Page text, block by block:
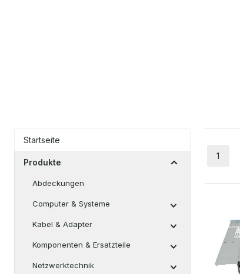
Startseite
Produkte
Abdeckungen
Computer & Systeme
Kabel & Adapter
Komponenten & Ersatzteile
Netzwerktechnik
Seite
1